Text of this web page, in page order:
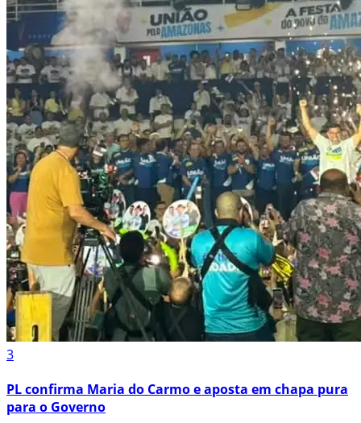
3
PL confirma Maria do Carmo e aposta em chapa pura
para o Governo